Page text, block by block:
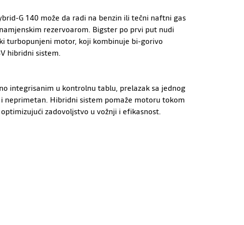
G 140 može da radi na benzin ili tečni naftni gas
rezervoarom. Bigster po prvi put nudi
turbopunjeni motor, koji kombinuje bi-gorivo
hibridni sistem.
integrisanim u kontrolnu tablu, prelazak sa jednog
neprimetan. Hibridni sistem pomaže motoru tokom
zadovoljstvo u vožnji i efikasnost.